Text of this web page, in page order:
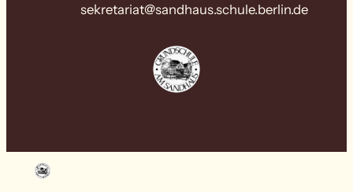
sekretariat@sandhaus.schule.berlin.de